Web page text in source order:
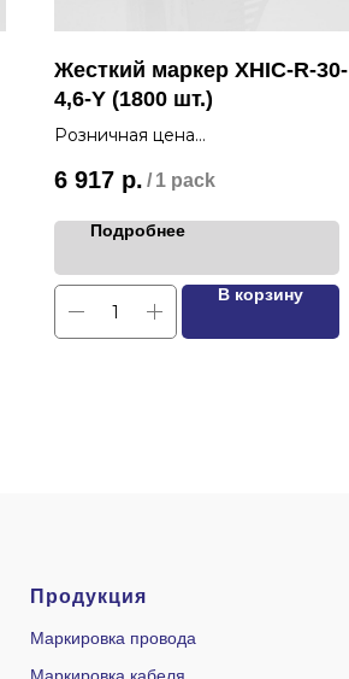
Жесткий маркер XHIC-R-30-
4,6-Y (1800 шт.)
Розничная цена
6 917 р. / 1 pack
Подробнее
В корзину
Продукция
Маркировка провода